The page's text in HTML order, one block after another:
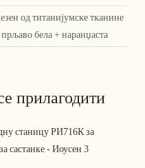
од титанијумске тканине
бела + наранџаста
прилагодити